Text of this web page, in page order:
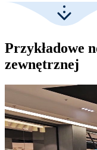
Przykładowe
zewnętrznej